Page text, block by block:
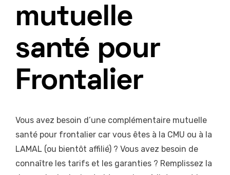
mutuelle
santé pour
Frontalier
Vous avez besoin d’une complémentaire mutuelle
santé pour frontalier car vous êtes à la CMU ou à la
LAMAL (ou bientôt affilié) ? Vous avez besoin de
connaître les tarifs et les garanties ? Remplissez la